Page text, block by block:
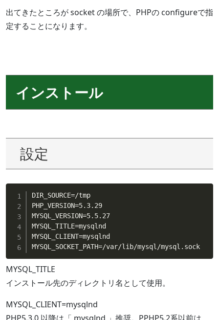
出てきたところが socket の場所で、PHPの configureで指
定することになります。
インストール
設定
DIR_SOURCE=/tmp
PHP_VERSION=5.3.29
MYSQL_VERSION=5.5.27
MYSQL_TITLE=mysqlnd
MYSQL_CLIENT=mysqlnd
MYSQL_SOCKET_PATH=/var/lib/mysql/mysql.sock
MYSQL_TITLE
インストール先のディレクトリ名として使用。
MYSQL_CLIENT=mysqlnd